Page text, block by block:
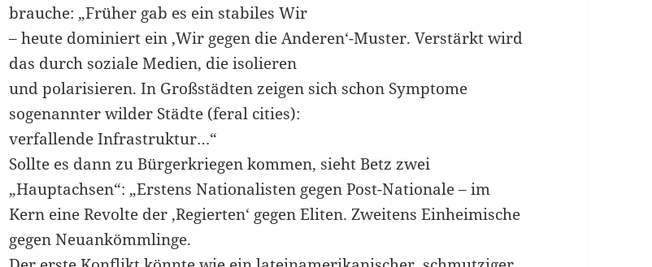
brauche: „Früher gab es ein stabiles Wir
– heute dominiert ein ‚Wir gegen die Anderen‘-Muster. Verstärkt wird
das durch soziale Medien, die isolieren
und polarisieren. In Großstädten zeigen sich schon Symptome
sogenannter wilder Städte (feral cities):
verfallende Infrastruktur…“
Sollte es dann zu Bürgerkriegen kommen, sieht Betz zwei
„Hauptachsen“: „Erstens Nationalisten gegen Post-Nationale – im
Kern eine Revolte der ‚Regierten‘ gegen Eliten. Zweitens Einheimische
gegen Neuankömmlinge.